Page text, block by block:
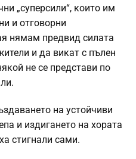
„суперсили“, които им
и отговорни
нямам предвид силата
и да викат с пълен
не се представи по
на устойчиви
и издигането на хората
стигнали сами.